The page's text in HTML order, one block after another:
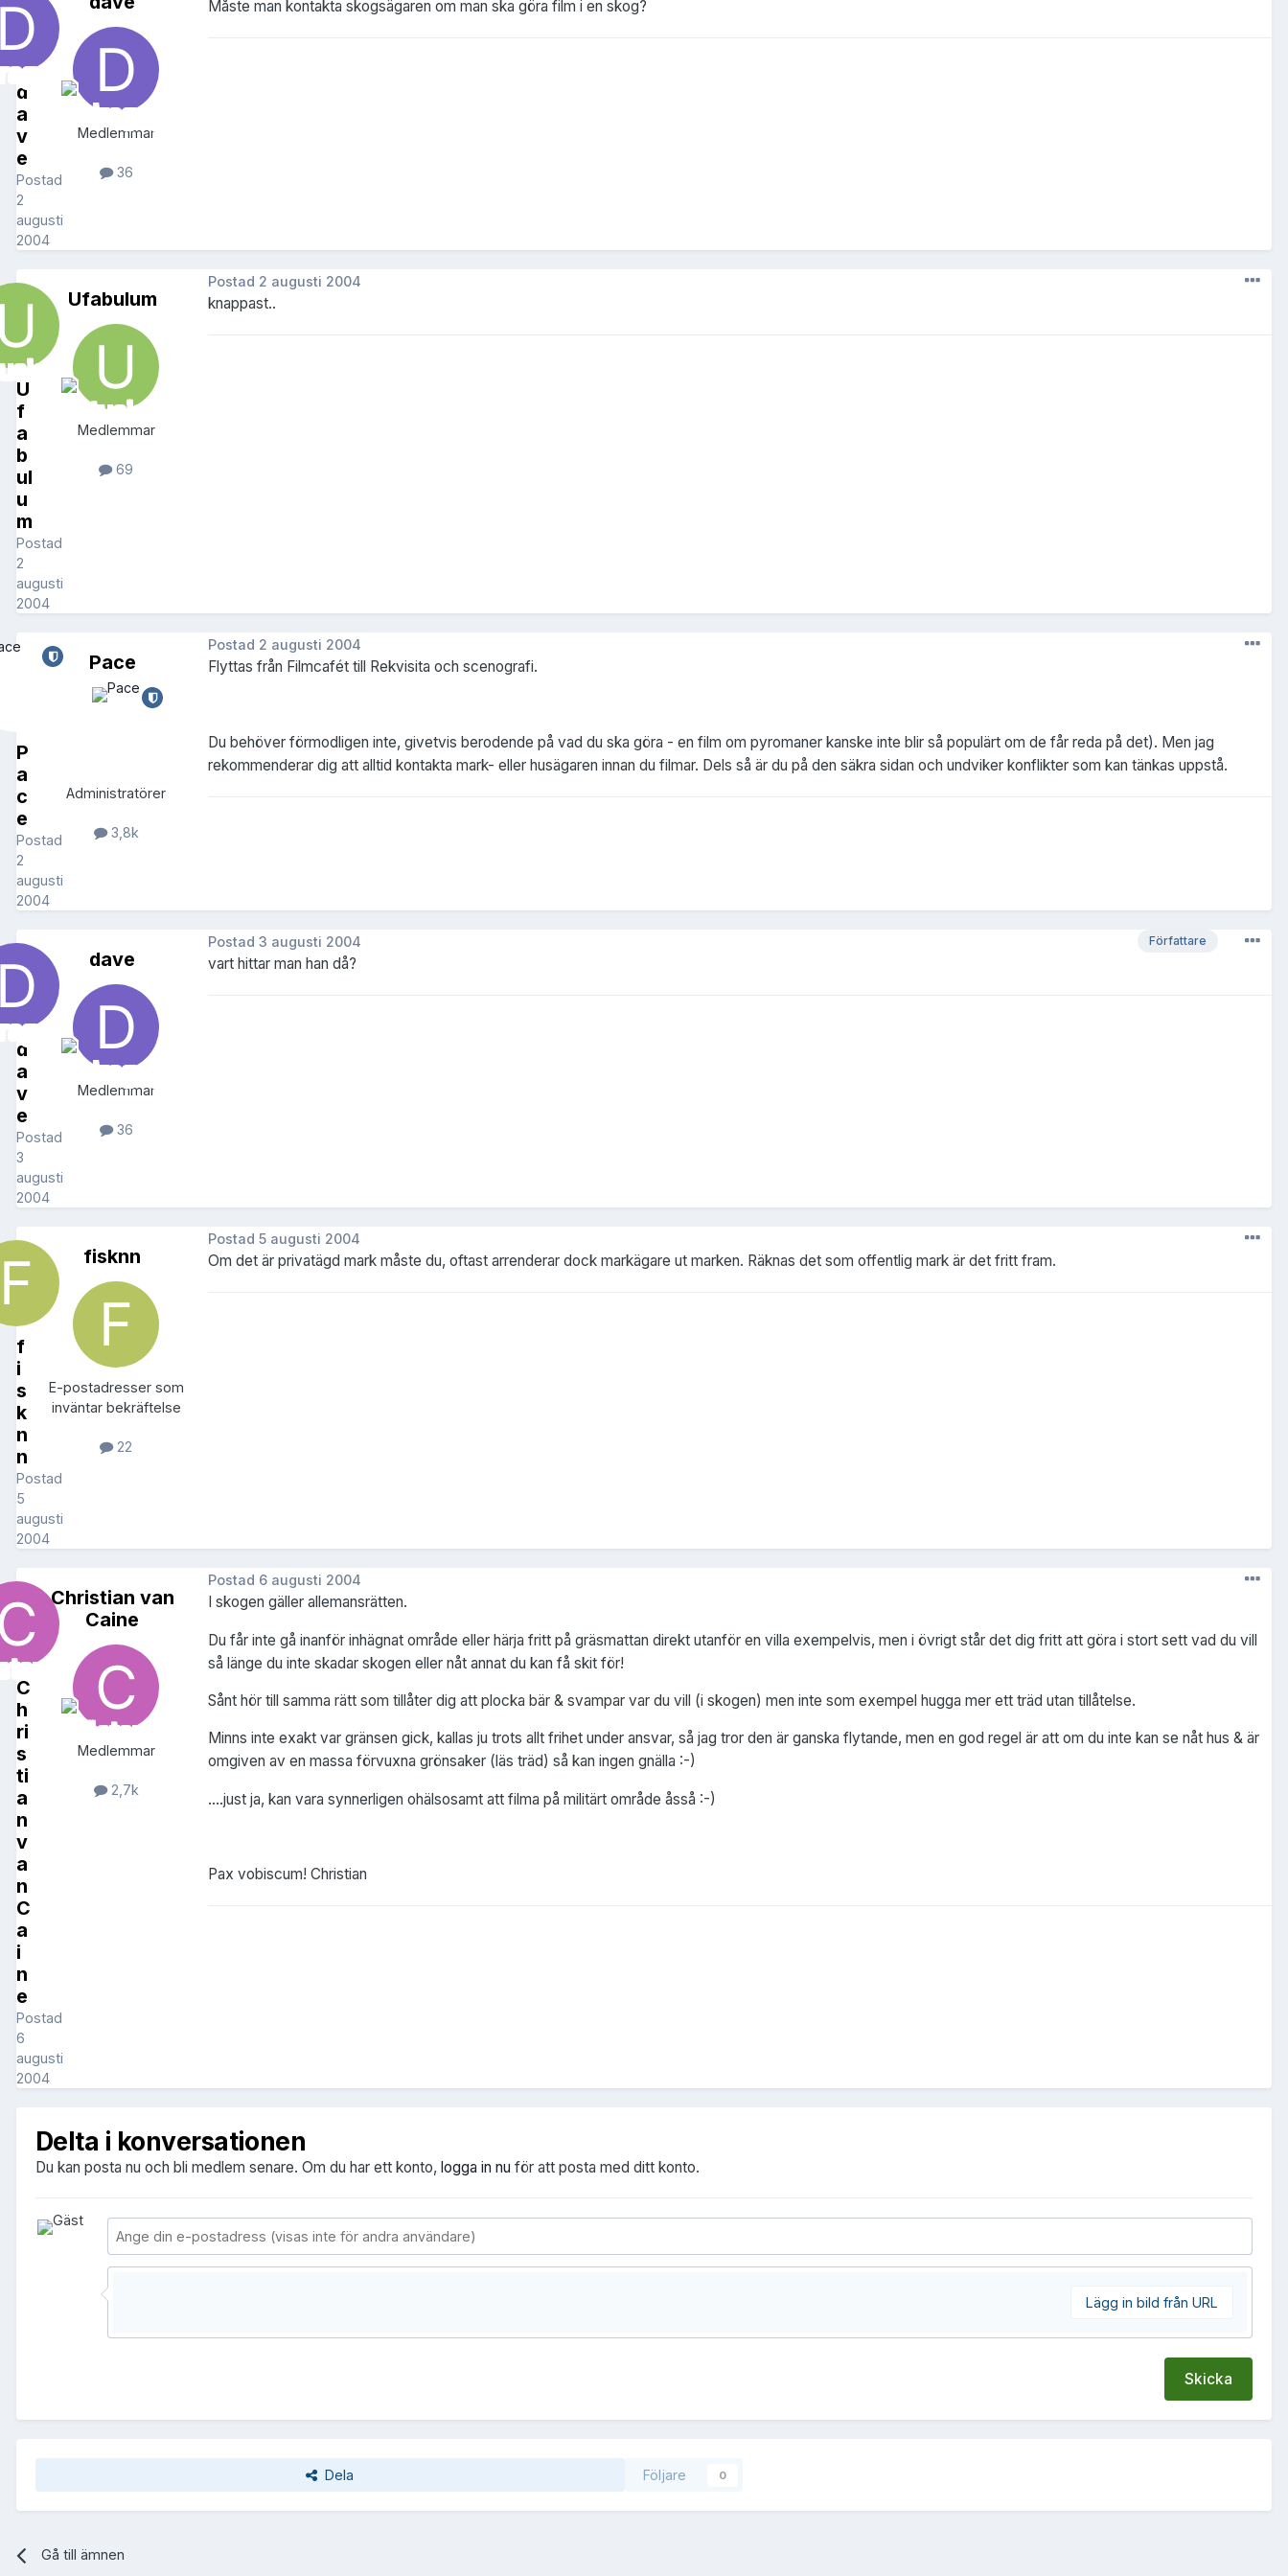
d
a
v
e
Postad
2
augusti
2004
Medlemmar
36
Måste man kontakta skogsägaren om man ska göra film i en skog?
U
f
a
b
ul
u
m
Postad
2
augusti
2004
Ufabulum
Medlemmar
69
Postad 2 augusti 2004
knappast..
P
a
c
e
Postad
2
augusti
2004
Pace
Administratörer
3,8k
Postad 2 augusti 2004
Flyttas från Filmcafét till Rekvisita och scenografi.
Du behöver förmodligen inte, givetvis berodende på vad du ska göra - en film om pyromaner kanske inte blir så populärt om de får reda på det). Men jag
rekommenderar dig att alltid kontakta mark- eller husägaren innan du filmar. Dels så är du på den säkra sidan och undviker konflikter som kan tänkas uppstå.
d
a
v
e
Postad
3
augusti
2004
dave
Medlemmar
36
Författare
Postad 3 augusti 2004
vart hittar man han då?
f
i
s
k
n
n
Postad
5
augusti
2004
fisknn
E-postadresser som
inväntar bekräftelse
22
Postad 5 augusti 2004
Om det är privatägd mark måste du, oftast arrenderar dock markägare ut marken. Räknas det som offentlig mark är det fritt fram.
C
h
ri
s
ti
a
n
v
a
n
C
a
i
n
e
Postad
6
augusti
2004
Christian van
Caine
Medlemmar
2,7k
Postad 6 augusti 2004
I skogen gäller allemansrätten.
Du får inte gå inanför inhägnat område eller härja fritt på gräsmattan direkt utanför en villa exempelvis, men i övrigt står det dig fritt att göra i stort sett vad du vill
så länge du inte skadar skogen eller nåt annat du kan få skit för!
Sånt hör till samma rätt som tillåter dig att plocka bär & svampar var du vill (i skogen) men inte som exempel hugga mer ett träd utan tillåtelse.
Minns inte exakt var gränsen gick, kallas ju trots allt frihet under ansvar, så jag tror den är ganska flytande, men en god regel är att om du inte kan se nåt hus & är
omgiven av en massa förvuxna grönsaker (läs träd) så kan ingen gnälla :-)
....just ja, kan vara synnerligen ohälsosamt att filma på militärt område åsså :-)
Pax vobiscum! Christian
Delta i konversationen
Du kan posta nu och bli medlem senare. Om du har ett konto, logga in nu för att posta med ditt konto.
Lägg in bild från URL
Skicka
Dela Följare 0
Gå till ämnen